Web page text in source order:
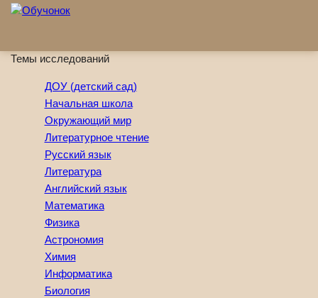
Перейти к основному содержанию
Темы исследований
ДОУ (детский сад)
Начальная школа
Окружающий мир
Литературное чтение
Русский язык
Литература
Английский язык
Математика
Физика
Астрономия
Химия
Информатика
Биология